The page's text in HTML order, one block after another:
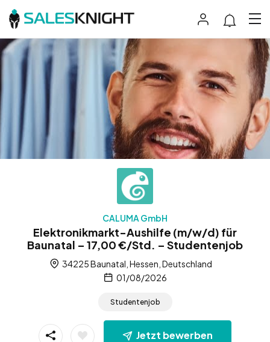
CALUMA GmbH
Elektronikmarkt-Aushilfe (m/w/d) für
Baunatal – 17,00 €/Std. – Studentenjob
34225 Baunatal, Hessen, Deutschland
01/08/2026
Studentenjob
Jetzt bewerben